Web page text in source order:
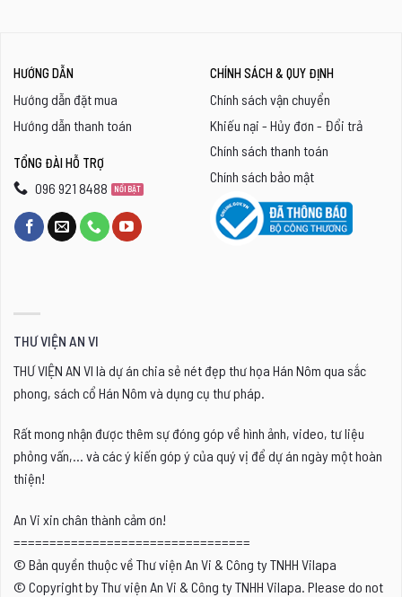
HƯỚNG DẪN
Hướng dẫn đặt mua
Hướng dẫn thanh toán
TỔNG ĐÀI HỖ TRỢ
096 921 8488
CHÍNH SÁCH & QUY ĐỊNH
Chính sách vận chuyển
Khiếu nại - Hủy đơn - Đổi trả
Chính sách thanh toán
Chính sách bảo mật
THƯ VIỆN AN VI
THƯ VIỆN AN VI là dự án chia sẻ nét đẹp thư họa Hán Nôm qua sắc
phong, sách cổ Hán Nôm và dụng cụ thư pháp.
Rất mong nhận được thêm sự đóng góp về hình ảnh, video, tư liệu
phỏng vấn,... và các ý kiến góp ý của quý vị để dự án ngày một hoàn
thiện!
An Vi xin chân thành cảm ơn!
=================================
© Bản quyền thuộc về Thư viện An Vi & Công ty TNHH Vilapa
© Copyright by Thư viện An Vi & Công ty TNHH Vilapa. Please do not